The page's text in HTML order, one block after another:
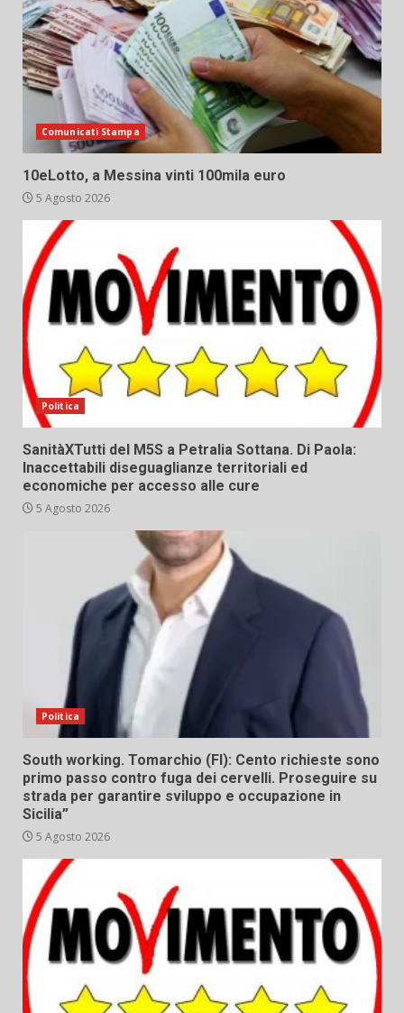
Comunicati Stampa
10eLotto, a Messina vinti 100mila euro
5 Agosto 2026
Politica
SanitàXTutti del M5S a Petralia Sottana. Di Paola:
Inaccettabili diseguaglianze territoriali ed
economiche per accesso alle cure
5 Agosto 2026
Politica
South working. Tomarchio (FI): Cento richieste sono
primo passo contro fuga dei cervelli. Proseguire su
strada per garantire sviluppo e occupazione in
Sicilia”
5 Agosto 2026